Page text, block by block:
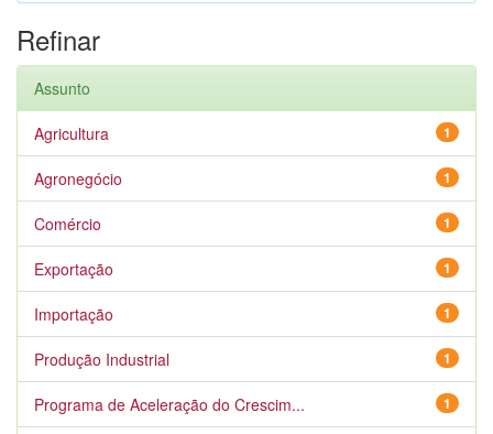
Refinar
Assunto
1
Agricultura
1
Agronegócio
1
Comércio
1
Exportação
1
Importação
1
Produção Industrial
1
Programa de Aceleração do Crescim...